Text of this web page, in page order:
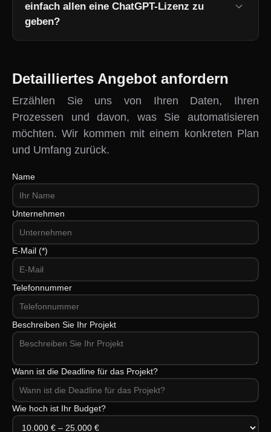
einfach allen eine ChatGPT-Lizenz zu
geben?
Detailliertes Angebot anfordern
Erzählen Sie uns von Ihren Daten, Ihren
Prozessen und davon, was Sie automatisieren
möchten. Wir kommen mit einem konkreten Plan
und Umfang zurück.
Name
Unternehmen
E-Mail (*)
Telefonnummer
Beschreiben Sie Ihr Projekt
Wann ist die Deadline für das Projekt?
Wie hoch ist Ihr Budget?